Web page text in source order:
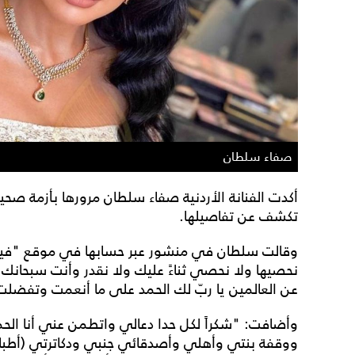
صفاء سلطان
أكدت الفنانة الأردنية صفاء سلطان مرورها بأزمة
تكشف عن تفاصيلها.
وقالت سلطان في منشور عبر حسابها في موقع
نحصيها ولا نحصي ثناءً عليك ولا نقدر وأنت
عن العالمين يا ربّ لك الحمد على ما أنعمت
وأضافت: "شكراً لكل حدا دعالي واتطمن عني أنا
ووقفة بنتي وأهلي وأصدقائي جنبي ودكاترتي